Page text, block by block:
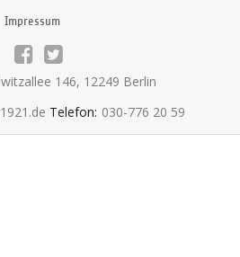
Impressum
146, 12249 Berlin
Telefon: 030-776 20 59